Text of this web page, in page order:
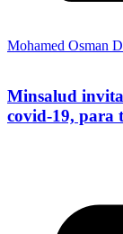
Mohamed Osman
Minsalud
covid-19, para